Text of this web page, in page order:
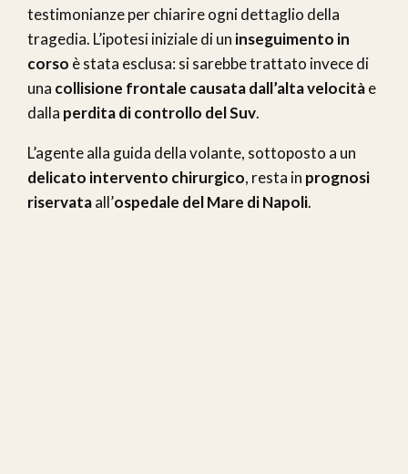
testimonianze per chiarire ogni dettaglio della
tragedia. L’ipotesi iniziale di un inseguimento in
corso è stata esclusa: si sarebbe trattato invece di
una collisione frontale causata dall’alta velocitàe
dalla perdita di controllo del Suv.
L’agente alla guida della volante, sottoposto a un
delicato intervento chirurgico, resta in prognosi
riservataall’ospedale del Mare di Napoli.